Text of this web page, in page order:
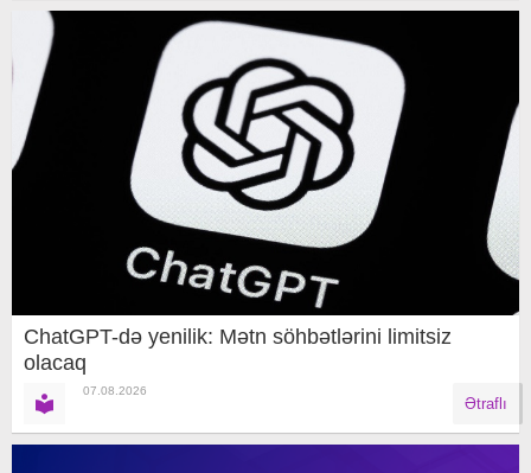
ChatGPT-də yenilik: Mətn söhbətlərini limitsiz
olacaq
07.08.2026
Ətraflı